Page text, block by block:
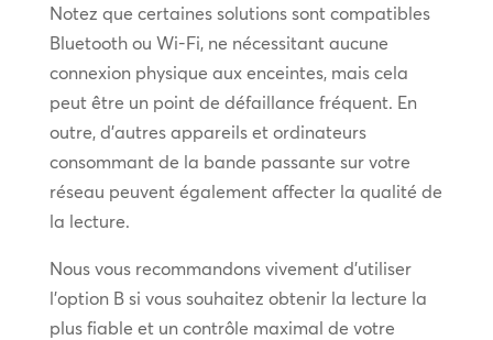
Notez que certaines solutions sont compatibles
Bluetooth ou Wi-Fi, ne nécessitant aucune
connexion physique aux enceintes, mais cela
peut être un point de défaillance fréquent. En
outre, d’autres appareils et ordinateurs
consommant de la bande passante sur votre
réseau peuvent également affecter la qualité de
la lecture.
Nous vous recommandons vivement d’utiliser
l’option B si vous souhaitez obtenir la lecture la
plus fiable et un contrôle maximal de votre